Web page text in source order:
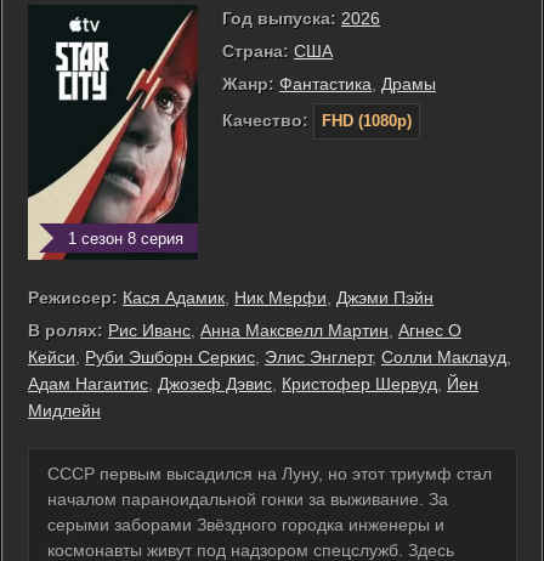
1 сезон 8 серия
Год выпуска: 2026
Страна: США
Жанр: Фантастика
Драмы
Качество:
FHD (1080p)
Режиссер: Кася Адамик Ник Мерфи
Джэми Пэйн
В ролях: Рис Иванс Анна Максвелл Мартин Агнес О
Кейси
Руби Эшборн Серкис Элис Энглерт, Солли Маклауд
Адам Нагаитис Джозеф Дэвис Кристофер Шервуд
Йен
Мидлейн
СССР первым высадился на Луну, но этот триумф стал
началом параноидальной гонки за выживание. За
серыми заборами Звёздного городка инженеры и
космонавты живут под надзором спецслужб. Здесь